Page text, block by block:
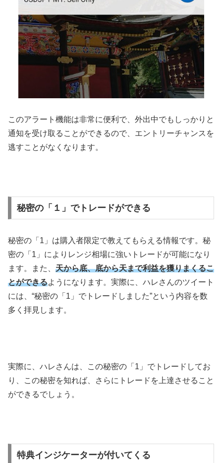
このアラート機能は非常に便利で、外出中でもしっかりと
通知を受け取ることができるので、エントリーチャンスを
逃すことがなくなります。
秘密の「１」でトレードができる
秘密の「1」は購入者限定で教えてもらえる情報です。秘
密の「1」によりレンジ相場に強いトレードが可能になり
ます。また、 天から底、底から天まで利益を獲りまくるこ
とができるようになります。実際に、ハレさんのツイート
には、“秘密の「1」でトレードしました”という内容を数
多く拝見します。
実際に、ハレさんは、この秘密の「1」でトレードしてお
り、この秘密を知れば、さらにトレードを上達させること
ができるでしょう。
特典インジケーターが付いてくる